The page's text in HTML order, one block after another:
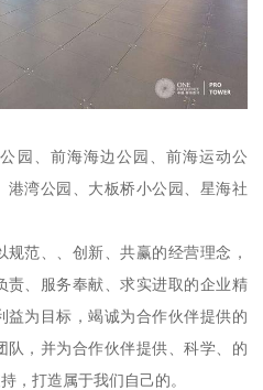
园、前海海边公园、前海运动公
港湾公园、大板桥小公园、星海社
范、、创新、共赢的经营理念，
责、服务奉献、求实进取的企业精
益为目标，竭诚为合作伙伴提供的
队，并为合作伙伴提供、科学、的
，打造属于我们自己的。